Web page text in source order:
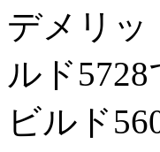
デメリッ
ルド
ビルド